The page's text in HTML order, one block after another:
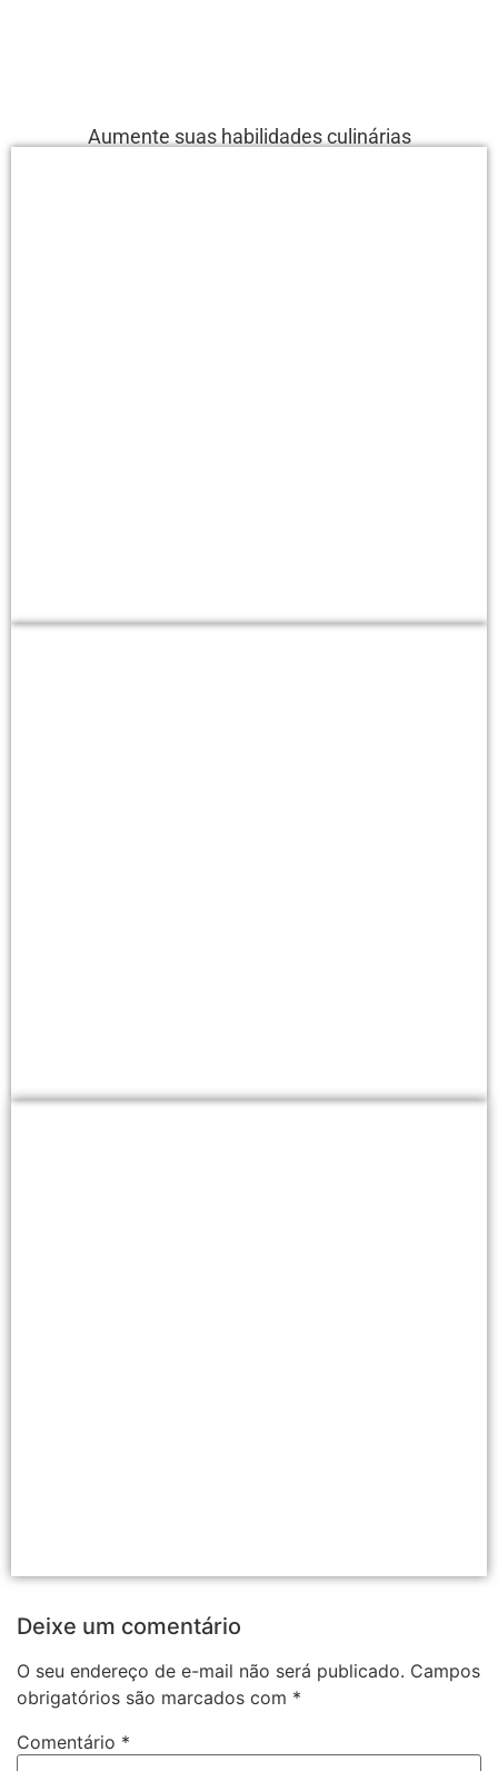
Aumente suas habilidades culinárias
Deixe um comentário
O seu endereço de e-mail não será publicado. Campos
obrigatórios são marcados com *
Comentário *